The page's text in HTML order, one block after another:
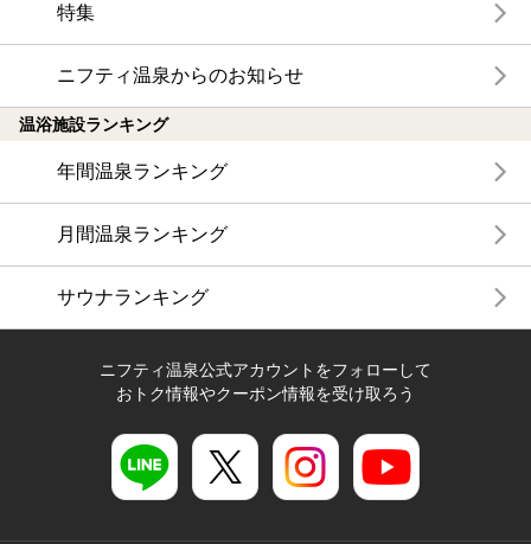
特集
ニフティ温泉からのお知らせ
温浴施設ランキング
年間温泉ランキング
月間温泉ランキング
サウナランキング
ニフティ温泉公式アカウントをフォローして
おトク情報やクーポン情報を受け取ろう